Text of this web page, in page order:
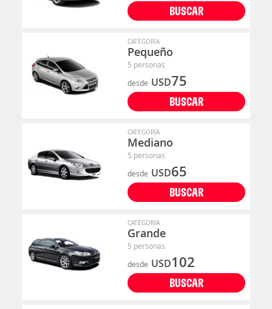
BUSCAR
CATEGORÍA
Pequeño
5 personas
desde USD75
BUSCAR
CATEGORÍA
Mediano
5 personas
desde USD65
BUSCAR
CATEGORÍA
Grande
5 personas
desde USD102
BUSCAR